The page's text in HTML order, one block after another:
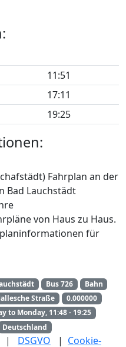
11:51
17:11
19:25
Fahrplan an der
Bad Lauchstädt
von Haus zu Haus.
für
Bus 726
Bahn
Straße
0.000000
to Monday, 11:48 - 19:25
Deutschland
| DSGVO | Cookie-